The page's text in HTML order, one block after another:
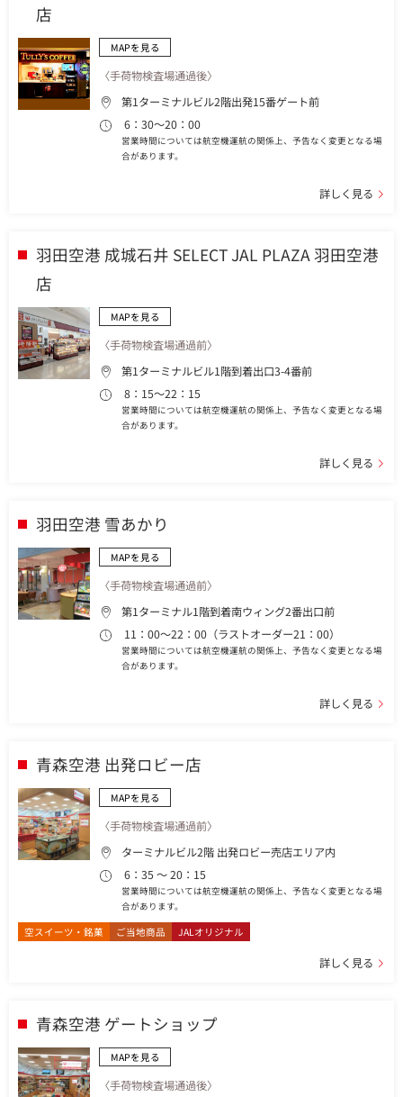
店
MAPを見る
〈手荷物検査場通過後〉
第1ターミナルビル2階出発15番ゲート前
6：30～20：00
営業時間については航空機運航の関係上、予告なく変更となる場
合があります。
詳しく見る
羽田空港 成城石井 SELECT JAL PLAZA 羽田空港
店
MAPを見る
〈手荷物検査場通過前〉
第1ターミナルビル1階到着出口3-4番前
8：15～22：15
営業時間については航空機運航の関係上、予告なく変更となる場
合があります。
詳しく見る
羽田空港 雪あかり
MAPを見る
〈手荷物検査場通過前〉
第1ターミナル1階到着南ウィング2番出口前
11：00～22：00（ラストオーダー21：00）
営業時間については航空機運航の関係上、予告なく変更となる場
合があります。
詳しく見る
青森空港 出発ロビー店
MAPを見る
〈手荷物検査場通過前〉
ターミナルビル2階 出発ロビー売店エリア内
6：35 ～ 20：15
営業時間については航空機運航の関係上、予告なく変更となる場
合があります。
空スイーツ・銘菓 ご当地商品 JALオリジナル
詳しく見る
青森空港 ゲートショップ
MAPを見る
〈手荷物検査場通過後〉